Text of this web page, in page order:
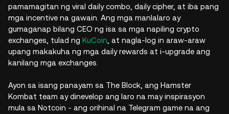
pamamagitan ng viral daily combo, daily cipher, at iba pang
mga incentive na gawain. Ang mga manlalaro ay
gumaganap bilang CEO ng isa sa mga napiling crypto
exchanges, tulad ng KuCoin , at nagla-log in araw-araw
upang makakuha ng mga daily rewards at i-upgrade ang
kanilang mga exchanges.
Ayon sa isang panayam sa The Block, ang Hamster
Kombat team ay dinevelop ang laro na may inspirasyon
mula sa Notcoin - ang orihinal na Telegram game na ang